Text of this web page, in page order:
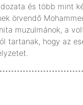
és több mint
örvendő
muzulmánok, a
tartanak, hogy az